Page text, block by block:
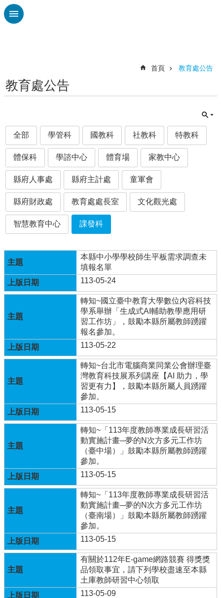
跳到主要內容區塊
認
校
刊
專
欄
校
園
動
態
政
處
課
區
校
務
E
學
相
關
校
相
關
法
縣
訪
區
首頁 教育處公告
教育處公告
全部 學管科 國教科 社教科 特教科
體保科 學諮中心 體育場 家教中心
縣府人事處 縣府主計處 童軍會
縣府財政處 教育處處長室 文化觀光處
智慧教育中心 課發科
本縣中小學學校師生平板需求調查未
填報名單
113-05-24
轉知~國立臺中教育大學數位內容科技
學系舉辦「生成式AI輔助教學應用研
習工作坊」，鼓勵本縣所屬教師踴躍
報名參加。
113-05-22
轉知~台北市電腦商業同業公會辦理臺
灣教育科技展系列講座【AI 助力，學
習更有力】，鼓勵本縣所屬人員踴躍
參加。
113-05-15
轉知~「113年度教師專業成長研習活
動實施計畫─夢的N次方多元工作坊
（臺中場）」鼓勵本縣所屬教師踴躍
參加。
113-05-15
轉知~「113年度教師專業成長研習活
動實施計畫─夢的N次方多元工作坊
（臺南場）」鼓勵本縣所屬教師踴躍
參加。
113-05-15
有關於112年E-game網路競賽 得獎獎
品領取事宜，請下列學校盡速至本縣
土庫教師研習中心領取
113-05-09